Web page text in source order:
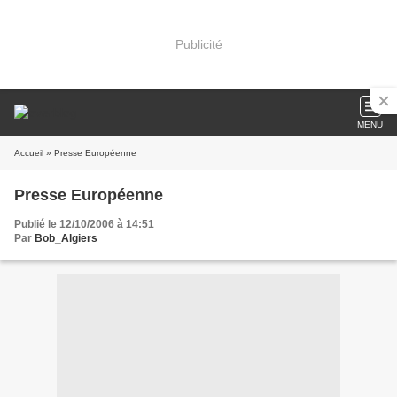
Publicité
MENU
Accueil » Presse Européenne
Presse Européenne
Publié le 12/10/2006 à 14:51
Par Bob_Algiers